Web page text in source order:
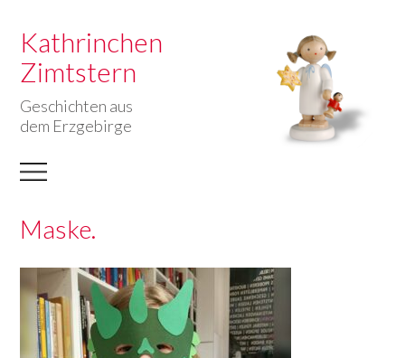
Kathrinchen
Zimtstern
Geschichten aus
dem Erzgebirge
Maske.